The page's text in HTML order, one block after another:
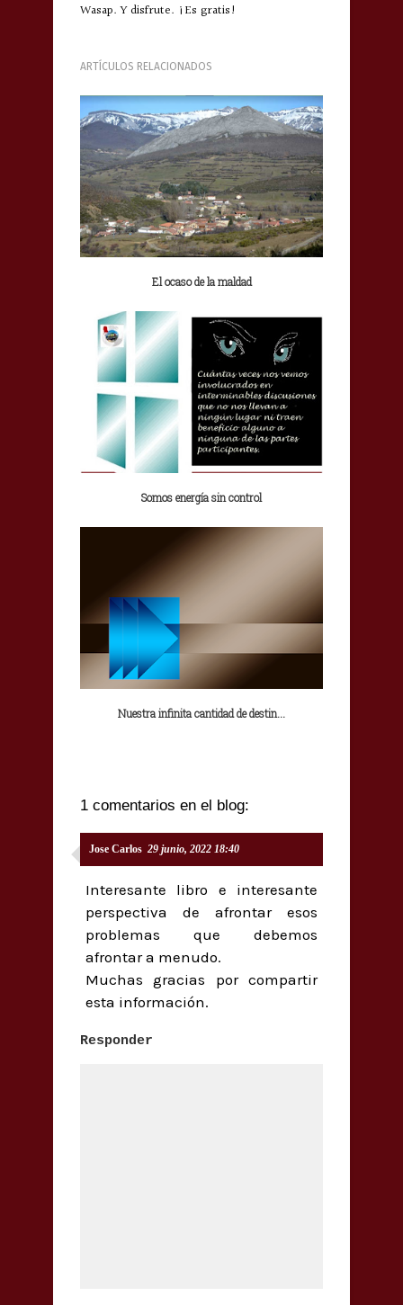
Wasap. Y disfrute. ¡Es gratis!
ARTÍCULOS RELACIONADOS
El ocaso de la maldad
Somos energía sin control
Nuestra infinita cantidad de destin...
1 comentarios en el blog:
Jose Carlos 29 junio, 2022 18:40
Interesante libro e interesante
perspectiva de afrontar esos
problemas que debemos
afrontar a menudo.
Muchas gracias por compartir
esta información.
Responder